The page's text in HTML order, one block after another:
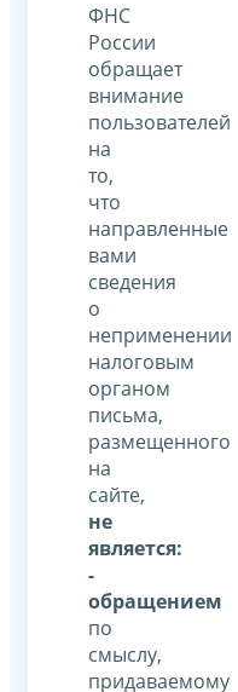
ФНС
России
обращает
внимание
пользователей
на
то,
что
направленные
вами
сведения
о
неприменении
налоговым
органом
письма,
размещенного
на
сайте,
не
является:
-
обращением
по
смыслу,
придаваемому